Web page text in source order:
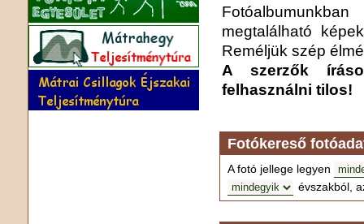
megtalálható
Reméljük szép
A szerzők
felhasználni tilos!
Fotókereső
A fotó jellege legyen
évszakból,